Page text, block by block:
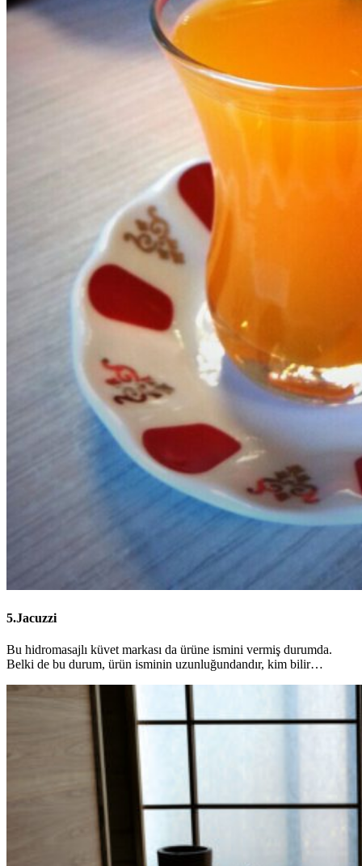
5.Jacuzzi
Bu hidromasajlı küvet markası da ürüne ismini vermiş durumda.
Belki de bu durum, ürün isminin uzunluğundandır, kim bilir…